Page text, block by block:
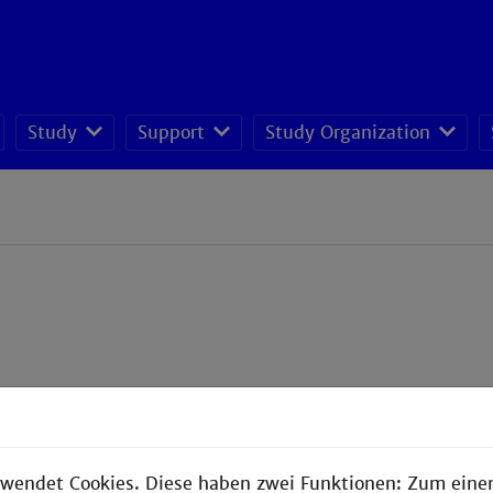
Study Support Study Organization
Cookies. Diese haben zwei Funktionen: Zum